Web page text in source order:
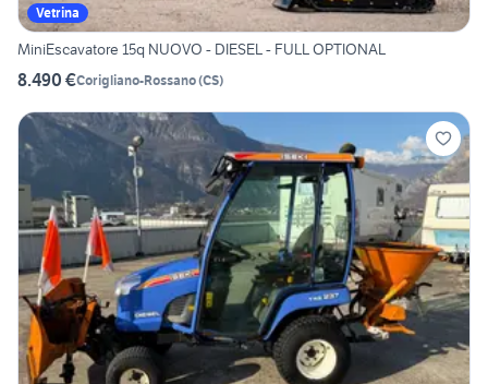
Vetrina
MiniEscavatore 15q NUOVO - DIESEL - FULL OPTIONAL
8.490 €Corigliano-Rossano(CS)